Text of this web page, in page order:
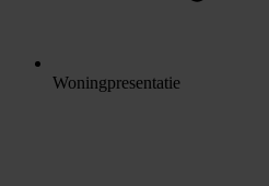
Woningpresentatie